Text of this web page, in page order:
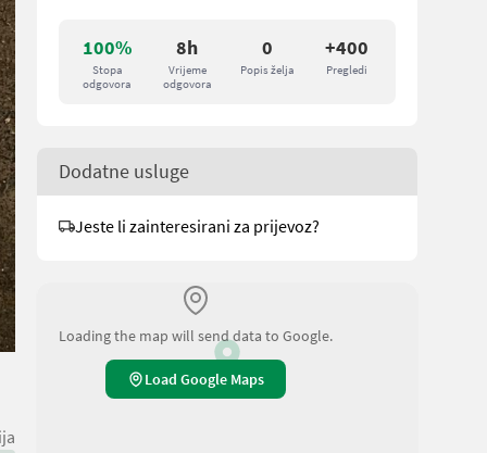
100%
Stopa
odgovora
8h
Vrijeme
odgovora
0
Popis želja
+400
Pregledi
Dodatne usluge
Jeste li zainteresirani za prijevoz?
Loading the map will send data to Google.
Load Google Maps